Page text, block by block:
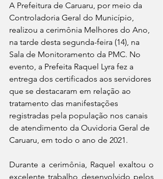
A Prefeitura de Caruaru, por meio da
Controladoria Geral do Município,
realizou a cerimônia Melhores do Ano,
na tarde desta segunda-feira (14), na
Sala de Monitoramento da PMC. No
evento, a Prefeita Raquel Lyra fez a
entrega dos certificados aos servidores
que se destacaram em relação ao
tratamento das manifestações
registradas pela população nos canais
de atendimento da Ouvidoria Geral de
Caruaru, em todo o ano de 2021.
Durante a cerimônia, Raquel exaltou o
excelente trabalho desenvolvido pelos